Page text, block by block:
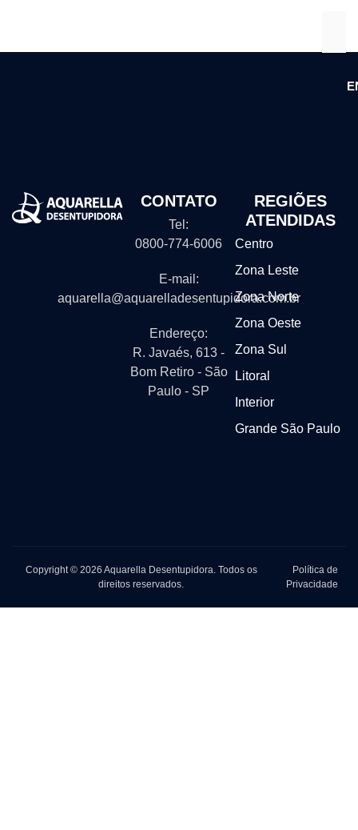
CONTATO
Tel:
0800-774-6006
E-mail:
aquarella@aquarelladesentupidora.com.br
Endereço:
R. Javaés, 613 -
Bom Retiro - São
Paulo - SP
REGIÕES
ATENDIDAS
Centro
Zona Leste
Zona Norte
Zona Oeste
Zona Sul
Litoral
Interior
Grande São Paulo
Copyright © 2026 Aquarella Desentupidora. Todos os
direitos reservados.
Política de
Privacidade